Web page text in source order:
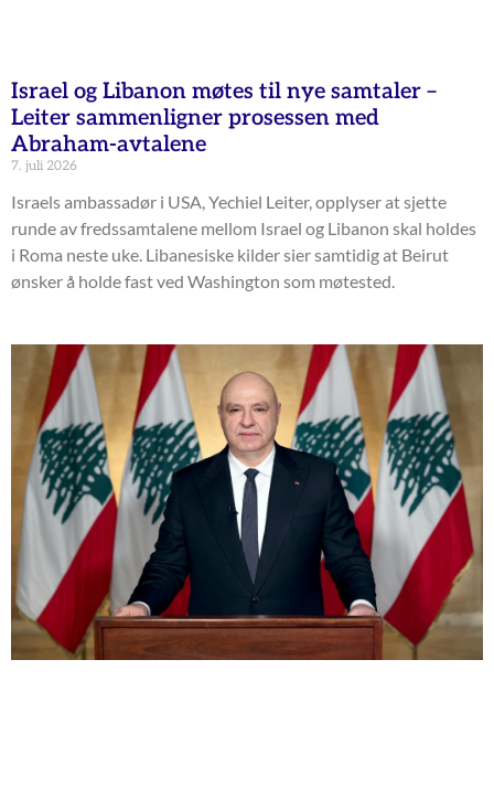
Israel og Libanon møtes til nye samtaler –
Leiter sammenligner prosessen med
Abraham-avtalene
7. juli 2026
Israels ambassadør i USA, Yechiel Leiter, opplyser at sjette
runde av fredssamtalene mellom Israel og Libanon skal holdes
i Roma neste uke. Libanesiske kilder sier samtidig at Beirut
ønsker å holde fast ved Washington som møtested.